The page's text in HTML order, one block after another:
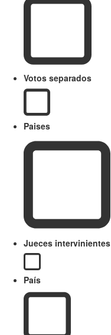
Votos separados
Paises
Jueces intervinientes
País